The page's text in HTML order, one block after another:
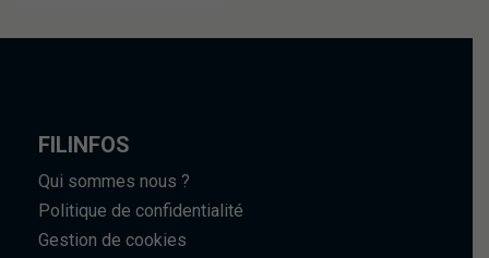
FILINFOS
Qui sommes nous ?
Politique de confidentialité
Gestion de cookies